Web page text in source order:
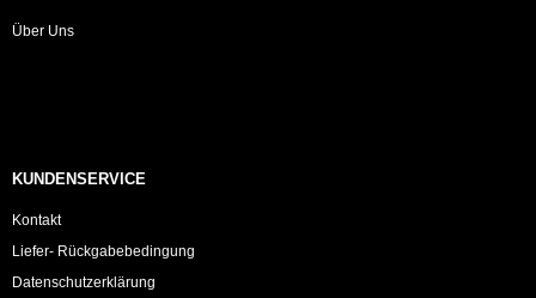
Über Uns
KUNDENSERVICE
Kontakt
Liefer- Rückgabebedingung
Datenschutzerklärung